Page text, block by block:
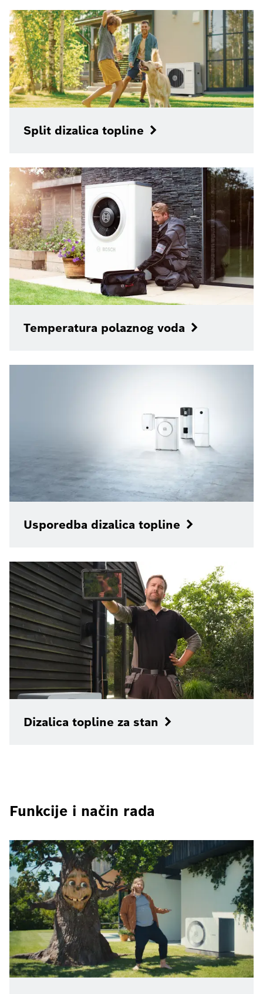
Split dizalica topline
Temperatura polaznog voda
Usporedba dizalica topline
Dizalica topline za stan
Funkcije i način rada